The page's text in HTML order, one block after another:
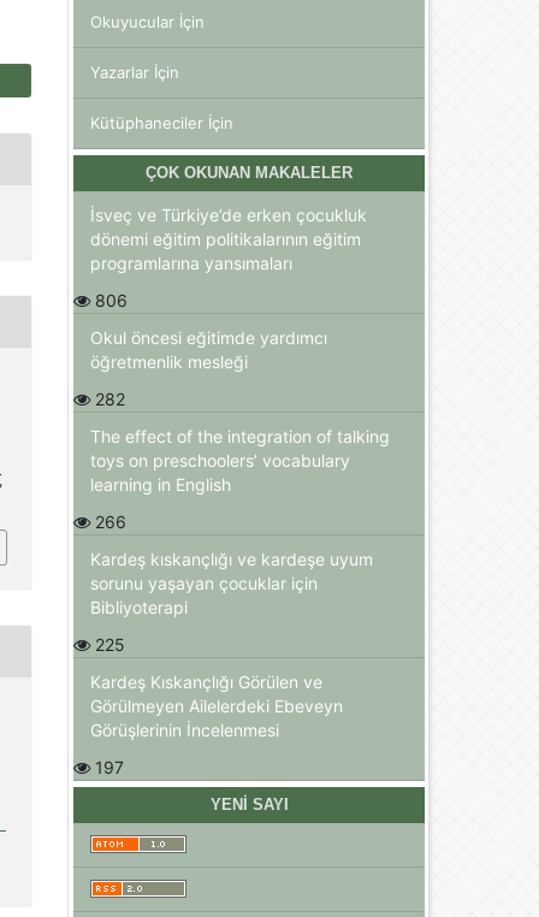
Okuyucular İçin
Yazarlar İçin
Kütüphaneciler İçin
ÇOK OKUNAN MAKALELER
İsveç ve Türkiye’de erken çocukluk
dönemi eğitim politikalarının eğitim
programlarına yansımaları
806
Okul öncesi eğitimde yardımcı
öğretmenlik mesleği
282
The effect of the integration of talking
toys on preschoolers’ vocabulary
learning in English
266
Kardeş kıskançlığı ve kardeşe uyum
sorunu yaşayan çocuklar için
Bibliyoterapi
225
Kardeş Kıskançlığı Görülen ve
Görülmeyen Ailelerdeki Ebeveyn
Görüşlerinin İncelenmesi
197
YENI SAYI